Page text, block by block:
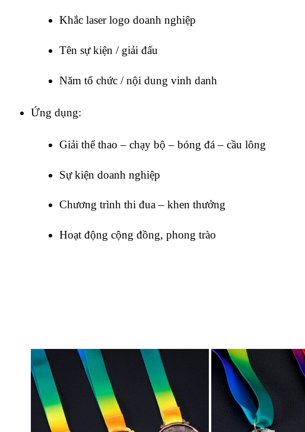
Khắc laser logo doanh nghiệp
Tên sự kiện / giải đấu
Năm tổ chức / nội dung vinh danh
Ứng dụng:
Giải thể thao – chạy bộ – bóng đá – cầu lông
Sự kiện doanh nghiệp
Chương trình thi đua – khen thưởng
Hoạt động cộng đồng, phong trào